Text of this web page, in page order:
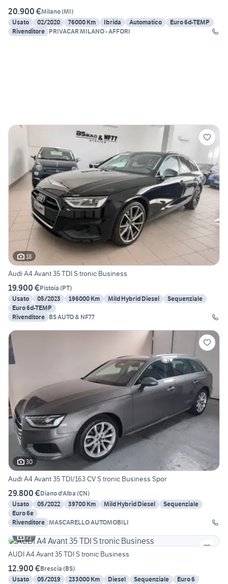
20.900 €Milano(MI)
Usato
02/2020 76000 Km Ibrida Automatico
Euro 6d-TEMP
Rivenditore PRIVACAR MILANO - AFFORI
18
Audi A4 Avant 35 TDI S tronic Business
19.900 €Pistoia (PT)
Usato
05/2023 196000 Km Mild Hybrid Diesel
Sequenziale
Euro 6d-TEMP
Rivenditore BS AUTO & NF77
30
Audi A4 Avant 35 TDI/163 CV S tronic Business Spor
29.800 €Diano d'Alba (CN)
Usato
05/2022 39700 Km Mild Hybrid Diesel
Sequenziale
Euro 6e
Rivenditore MASCARELLO AUTOMOBILI
21
AUDI A4 Avant 35 TDI S tronic Business
12.900 €Brescia (BS)
Usato
05/2019 233000 Km Diesel Sequenziale
Euro 6